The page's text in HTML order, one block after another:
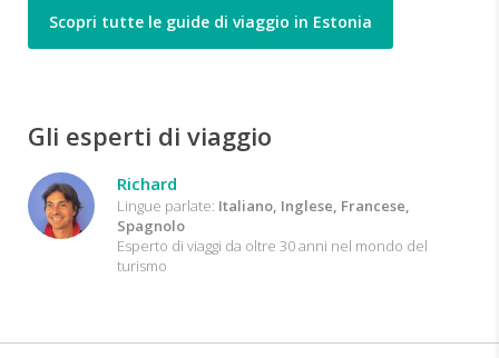
Scopri tutte le guide di viaggio in Estonia
Gli esperti di viaggio
Richard
Lingue parlate: Italiano, Inglese, Francese,
Spagnolo
Esperto di viaggi da oltre 30 anni nel mondo del
turismo